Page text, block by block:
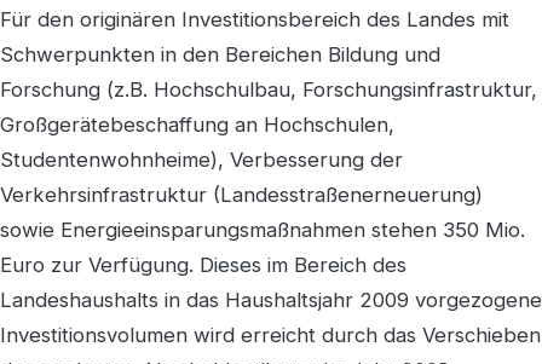
Für den originären Investitionsbereich des Landes mit
Schwerpunkten in den Bereichen Bildung und
Forschung (z.B. Hochschulbau, Forschungsinfrastruktur,
Großgerätebeschaffung an Hochschulen,
Studentenwohnheime), Verbesserung der
Verkehrsinfrastruktur (Landesstraßenerneuerung)
sowie Energieeinsparungsmaßnahmen stehen 350 Mio.
Euro zur Verfügung. Dieses im Bereich des
Landeshaushalts in das Haushaltsjahr 2009 vorgezogene
Investitionsvolumen wird erreicht durch das Verschieben